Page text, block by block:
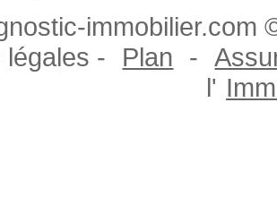
immobilier.com
légales -
Plan -
l'